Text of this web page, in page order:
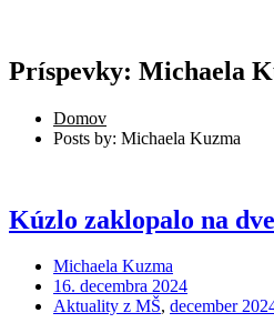
Príspevky: Michaela
Domov
Posts by: Michaela Kuzma
Kúzlo zaklopalo na
Michaela Kuzma
16. decembra 2024
Aktuality z MŠ, december